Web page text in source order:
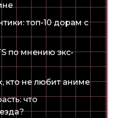
топ-10 дорам с
по мнению экс-
кто не любит аниме
что